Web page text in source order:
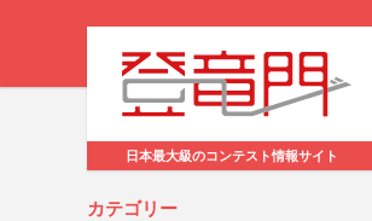
日本最大級のコンテスト情報サイト
カテゴリー